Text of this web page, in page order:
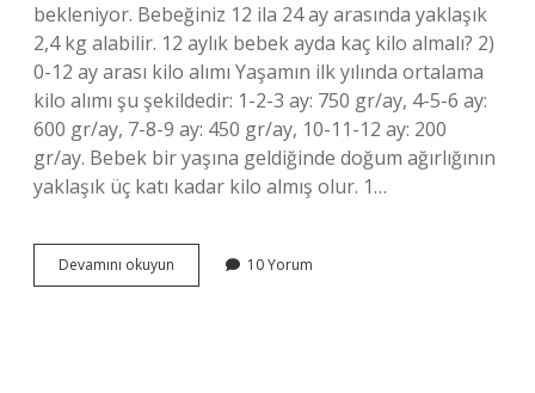
bekleniyor. Bebeğiniz 12 ila 24 ay arasında yaklaşık
2,4 kg alabilir. 12 aylık bebek ayda kaç kilo almalı? 2)
0-12 ay arası kilo alımı Yaşamın ilk yılında ortalama
kilo alımı şu şekildedir: 1-2-3 ay: 750 gr/ay, 4-5-6 ay:
600 gr/ay, 7-8-9 ay: 450 gr/ay, 10-11-12 ay: 200
gr/ay. Bebek bir yaşına geldiğinde doğum ağırlığının
yaklaşık üç katı kadar kilo almış olur. 1…
Devamını okuyun
Yaşındaki
10 Yorum